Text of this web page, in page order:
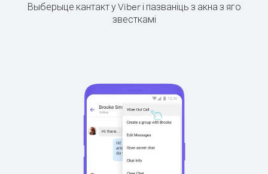
Выберыце кантакт у Viber і пазваніць з акна з яго
звесткамі